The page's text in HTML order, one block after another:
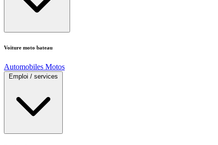
Voiture moto bateau
Automobiles Motos
Emploi / services